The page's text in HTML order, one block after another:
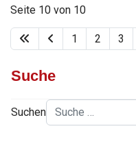
Seite 10 von 10
1 2 3
Suche
Suchen